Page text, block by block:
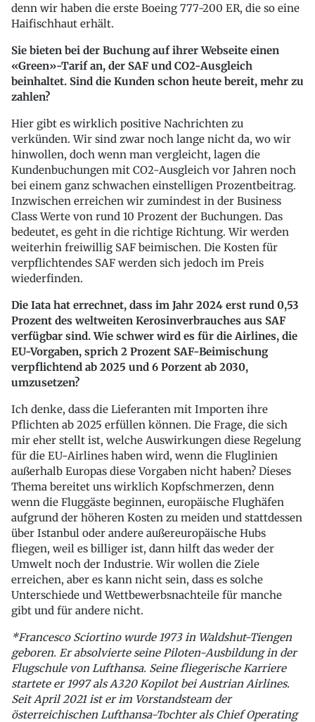
denn wir haben die erste Boeing 777-200 ER, die so eine
Haifischhaut erhält.
Sie bieten bei der Buchung auf ihrer Webseite einen
«Green»-Tarif an, der SAF und CO2-Ausgleich
beinhaltet. Sind die Kunden schon heute bereit, mehr zu
zahlen?
Hier gibt es wirklich positive Nachrichten zu
verkünden. Wir sind zwar noch lange nicht da, wo wir
hinwollen, doch wenn man vergleicht, lagen die
Kundenbuchungen mit CO2-Ausgleich vor Jahren noch
bei einem ganz schwachen einstelligen Prozentbeitrag.
Inzwischen erreichen wir zumindest in der Business
Class Werte von rund 10 Prozent der Buchungen. Das
bedeutet, es geht in die richtige Richtung. Wir werden
weiterhin freiwillig SAF beimischen. Die Kosten für
verpflichtendes SAF werden sich jedoch im Preis
wiederfinden.
Die Iata hat errechnet, dass im Jahr 2024 erst rund 0,53
Prozent des weltweiten Kerosinverbrauches aus SAF
verfügbar sind. Wie schwer wird es für die Airlines, die
EU-Vorgaben, sprich 2 Prozent SAF-Beimischung
verpflichtend ab 2025 und 6 Porzent ab 2030,
umzusetzen?
Ich denke, dass die Lieferanten mit Importen ihre
Pflichten ab 2025 erfüllen können. Die Frage, die sich
mir eher stellt ist, welche Auswirkungen diese Regelung
für die EU-Airlines haben wird, wenn die Fluglinien
außerhalb Europas diese Vorgaben nicht haben? Dieses
Thema bereitet uns wirklich Kopfschmerzen, denn
wenn die Fluggäste beginnen, europäische Flughäfen
aufgrund der höheren Kosten zu meiden und stattdessen
über Istanbul oder andere außereuropäische Hubs
fliegen, weil es billiger ist, dann hilft das weder der
Umwelt noch der Industrie. Wir wollen die Ziele
erreichen, aber es kann nicht sein, dass es solche
Unterschiede und Wettbewerbsnachteile für manche
gibt und für andere nicht.
*Francesco Sciortino wurde 1973 in Waldshut-Tiengen
geboren. Er absolvierte seine Piloten-Ausbildung in der
Flugschule von Lufthansa. Seine fliegerische Karriere
startete er 1997 als A320 Kopilot bei Austrian Airlines.
Seit April 2021 ist er im Vorstandsteam der
österreichischen Lufthansa-Tochter als Chief Operating